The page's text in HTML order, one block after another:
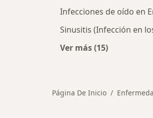
Infecciones de oído en
Sinusitis (Infección en
Ver más (15)
Página De Inicio